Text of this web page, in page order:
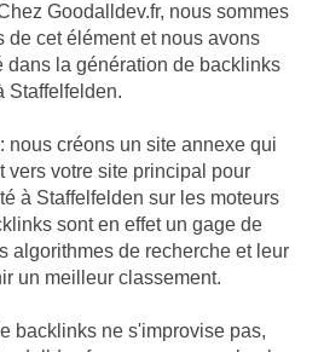
Goodalldev.fr, nous sommes
de cet élément et nous avons
dans la génération de backlinks
Staffelfelden.
nous créons un site annexe qui
vers votre site principal pour
à Staffelfelden sur les moteurs
sont en effet un gage de
algorithmes de recherche et leur
un meilleur classement.
backlinks ne s'improvise pas,